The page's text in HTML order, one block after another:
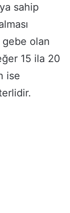
sahip
gebe olan
15 ila 20
ise